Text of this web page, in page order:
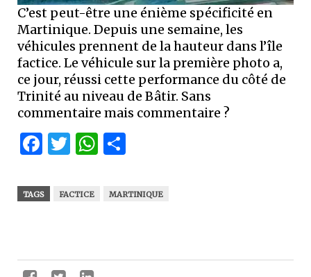
C’est peut-être une énième spécificité en
Martinique. Depuis une semaine, les
véhicules prennent de la hauteur dans l’île
factice. Le véhicule sur la première photo a,
ce jour, réussi cette performance du côté de
Trinité au niveau de Bâtir. Sans
commentaire mais commentaire ?
Facebook
Twitter
WhatsApp
TAGS FACTICE MARTINIQUE